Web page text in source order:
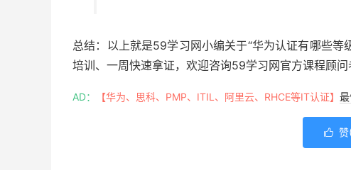
总结：以上就是59学习网小编关于“华为认证有哪些等
培训、一周快速拿证，欢迎咨询59学习网官方课程顾问
AD： 【华为、思科、PMP、ITIL、阿里云、RHCE等IT认证】
 赞